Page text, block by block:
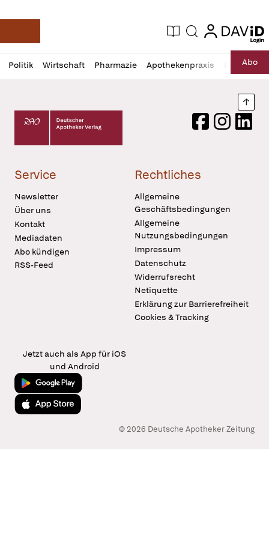
Deutsche Apotheker Zeitung
Aktuelle Ausgabe
Suche login
login
Politik Wirtschaft Pharmazie Apothekenpraxis RechtAbo
Profil
öffnen
Daz
Pur
Deutscher Apotheker Verlag Logo
FacebookInstagram
Service
Newsletter
Über uns
Kontakt
Mediadaten
Abo kündigen
RSS-Feed
Rechtliches
Allgemeine
Geschäftsbedingungen
Allgemeine
Nutzungsbedingungen
Impressum
Datenschutz
Widerrufsrecht
Netiquette
Erklärung zur Barrierefreiheit
Cookies & Tracking
Jetzt auch als App für iOS
und Android
Jetzt bei Google Play
Laden im App Store
© 2026 Deutsche Apotheker Zeitung